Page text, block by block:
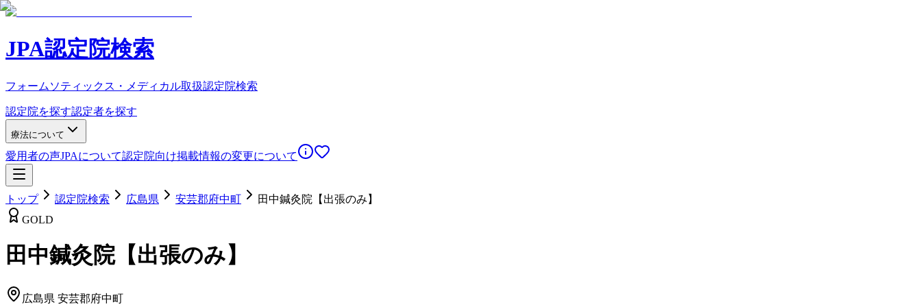
JPA認定院検索
フォームソティックス・メディカル取扱認定院検索
認定院を探す認定者を探す
療法について
愛用者の声JPAについて認定院向け掲載情報の変更について
トップ 認定院検索 広島県 安芸郡府中町
田中鍼灸院【出張のみ】
GOLD
田中鍼灸院【出張のみ】
広島県 安芸郡府中町